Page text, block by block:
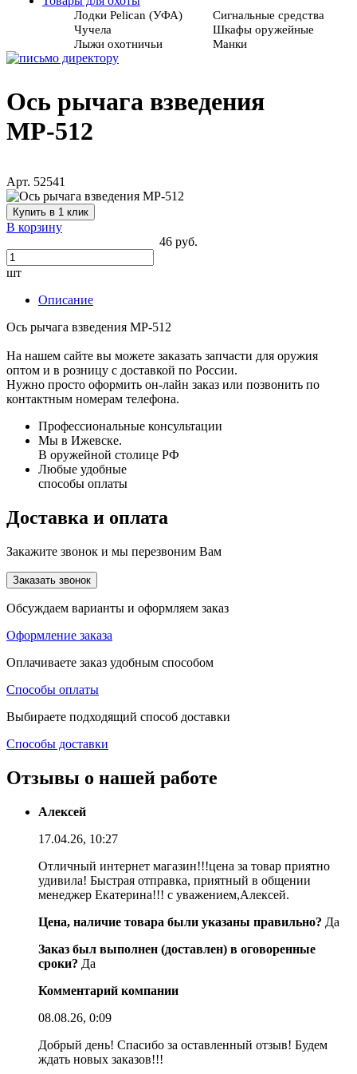
Лодки Pelican (УФА)
Сигнальные средства
Чучела
Шкафы оружейные
Лыжи охотничьи
Манки
Ось рычага взведения
МР-512
Арт. 52541
Купить в 1 клик
В корзину
46 руб.
шт
Описание
Ось рычага взведения МР-512
На нашем сайте вы можете заказать запчасти для оружия
оптом и в розницу с доставкой по России.
Нужно просто оформить он-лайн заказ или позвонить по
контактным номерам телефона.
Профессиональные консультации
Мы в Ижевске.
В оружейной столице РФ
Любые удобные
способы оплаты
Доставка и оплата
Закажите звонок и мы перезвоним Вам
Заказать звонок
Обсуждаем варианты и оформляем заказ
Оформление заказа
Оплачиваете заказ удобным способом
Способы оплаты
Выбираете подходящий способ доставки
Способы доставки
Отзывы о нашей работе
Алексей
17.04.26, 10:27
Отличный интернет магазин!!!цена за товар приятно
удивила! Быстрая отправка, приятный в общении
менеджер Екатерина!!! с уважением,Алексей.
Цена, наличие товара были указаны правильно? Да
Заказ был выполнен (доставлен) в оговоренные
сроки? Да
Комментарий компании
08.08.26, 0:09
Добрый день! Спасибо за оставленный отзыв! Будем
ждать новых заказов!!!